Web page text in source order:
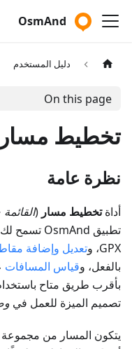
OsmAnd
دليل المستخدم
On this page
تخطيط مسار
نظرة عامة
أداةتخطيط مسار (
تطبيق OsmAnd تسمح لك بـ
GPX، و
تعديل وإضافة
بالفعل، وقياس المسافات
بأقرب طريق متاح
تصميم الميزة للعمل في
يتكون المسار من